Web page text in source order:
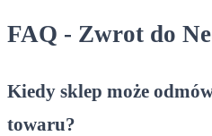
FAQ - Zwrot do
Kiedy sklep może
towaru?